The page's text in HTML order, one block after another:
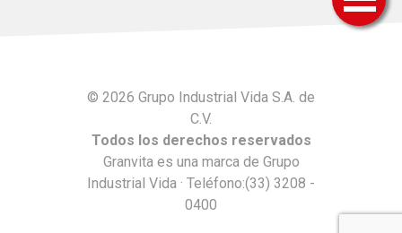
© 2026 Grupo Industrial Vida S.A. de
C.V.
Todos los derechos reservados
Granvita es una marca de Grupo
Industrial Vida · Teléfono:(33) 3208 -
0400